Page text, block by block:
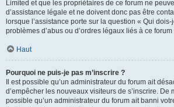
Limited et que les propriétaires de ce forum ne
d’assistance légale et ne doivent donc pas être
lorsque l’assistance porte sur la question « Qui
problèmes d’abus ou d’ordres légaux liés à ce forum
Haut
Pourquoi ne puis-je pas m’inscrire ?
Il est possible qu’un administrateur du forum ait
d’empêcher les nouveaux visiteurs de s’inscrire. De
possible qu’un administrateur du forum ait banni